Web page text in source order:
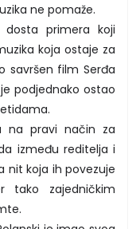
ne pomaže.
primera koji
koja ostaje za
savršen film Serđa
podjednako ostao
na pravi način za
između reditelja i
nit koja ih povezuje
zajedničkim